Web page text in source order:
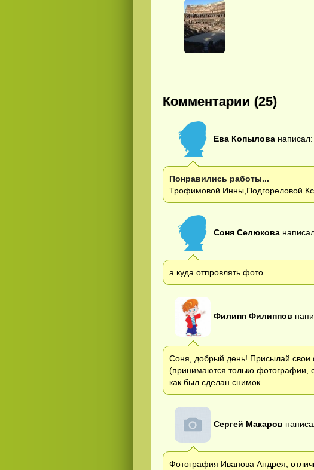
Комментарии (25)
Ева Копылова написал:
Понравились работы...
Трофимовой Инны,Подгореловой
Соня Селюкова
а куда отпровлять фото
Филипп Филиппов
Соня, добрый день! Присылай свои
(принимаются только фотографии,
как был сделан снимок.
Сергей Макаров
Фотография Иванова Андрея,